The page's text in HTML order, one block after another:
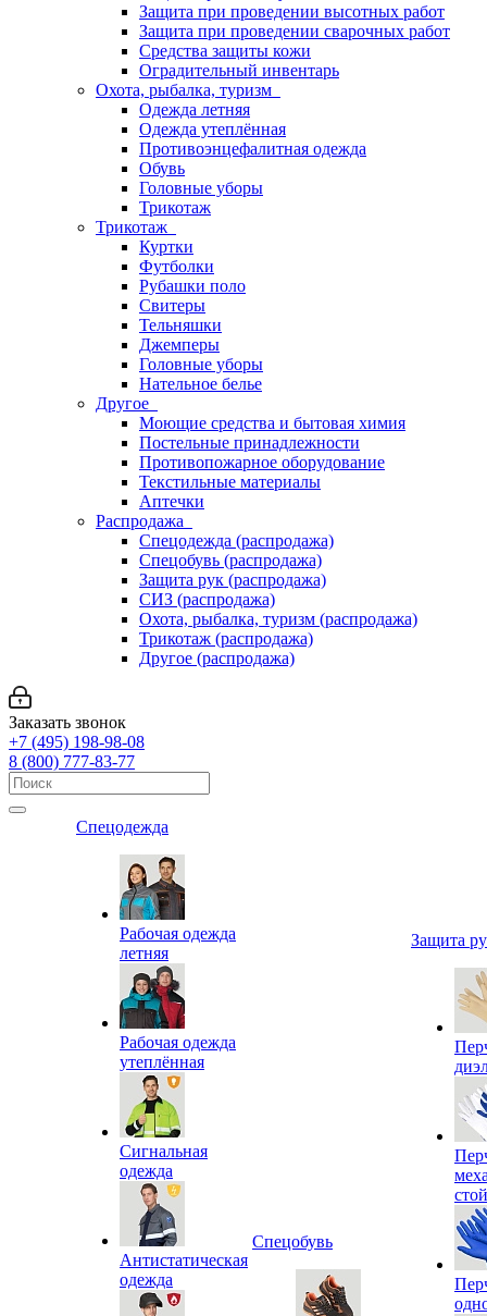
Защита при проведении высотных работ
Защита при проведении сварочных работ
Средства защиты кожи
Оградительный инвентарь
Охота, рыбалка, туризм
Одежда летняя
Одежда утеплённая
Противоэнцефалитная одежда
Обувь
Головные уборы
Трикотаж
Трикотаж
Куртки
Футболки
Рубашки поло
Свитеры
Тельняшки
Джемперы
Головные уборы
Нательное белье
Другое
Моющие средства и бытовая химия
Постельные принадлежности
Противопожарное оборудование
Текстильные материалы
Аптечки
Распродажа
Спецодежда (распродажа)
Спецобувь (распродажа)
Защита рук (распродажа)
СИЗ (распродажа)
Охота, рыбалка, туризм (распродажа)
Трикотаж (распродажа)
Другое (распродажа)
Заказать звонок
+7 (495) 198-98-08
8 (800) 777-83-77
Спецодежда
Рабочая одежда
летняя
Рабочая одежда
утеплённая
Сигнальная
одежда
Антистатическая
одежда
Спецобувь
Защита